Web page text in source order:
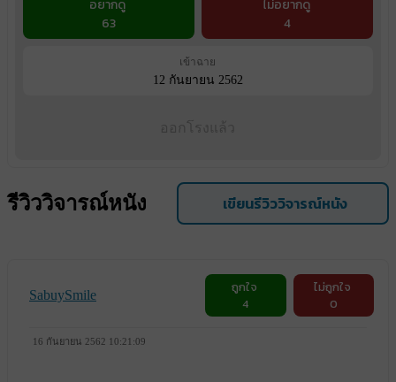
อยากดู
63
ไม่อยากดู
4
เข้าฉาย
12 กันยายน 2562
รีวิววิจารณ์หนัง เขียนรีวิววิจารณ์หนัง
SabuySmile
ถูกใจ
4
ไม่ถูกใจ
0
16 กันยายน 2562 10:21:09